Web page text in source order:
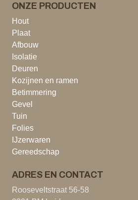
ONZE PRODUCTEN
Hout
Plaat
Afbouw
Isolatie
Deuren
Kozijnen en ramen
Betimmering
Gevel
Tuin
Folies
IJzerwaren
Gereedschap
ADRES EN CONTACT
Rooseveltstraat 56-58